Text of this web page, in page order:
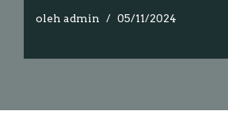
oleh admin 05/11/2024